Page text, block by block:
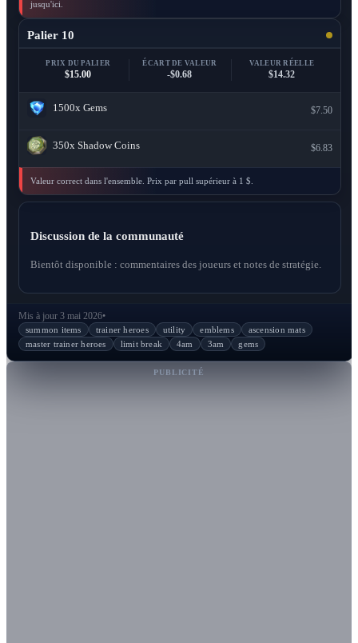
jusqu'ici.
Palier 10
PRIX DU PALIER
$15.00
ÉCART DE VALEUR
-$0.68
VALEUR RÉELLE
$14.32
1500x Gems $7.50
350x Shadow Coins $6.83
Valeur correct dans l'ensemble. Prix par pull supérieur à 1 $.
Discussion de la communauté
Bientôt disponible : commentaires des joueurs et notes de stratégie.
Mis à jour 3 mai 2026•
summon items trainer heroes utility emblems
ascension mats
master trainer heroes
limit break 4am 3am gems
PUBLICITÉ